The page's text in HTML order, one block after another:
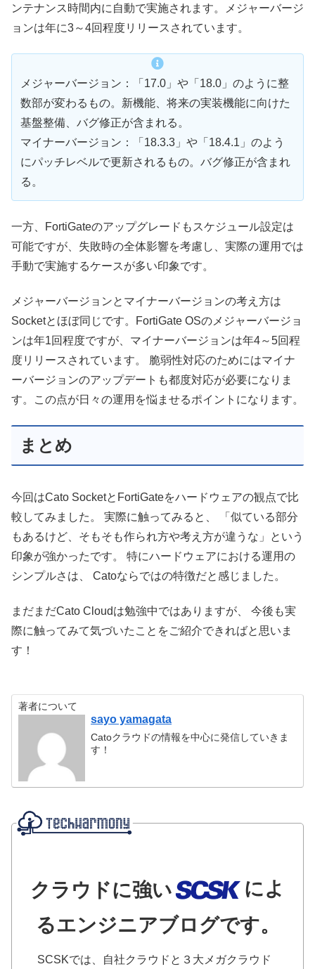
ンテナンス時間内に自動で実施されます。メジャーバージ
ョンは年に3～4回程度リリースされています。
メジャーバージョン：「17.0」や「18.0」のように整
数部が変わるもの。新機能、将来の実装機能に向けた
基盤整備、バグ修正が含まれる。
マイナーバージョン：「18.3.3」や「18.4.1」のよう
にパッチレベルで更新されるもの。バグ修正が含まれ
る。
一方、FortiGateのアップグレードもスケジュール設定は
可能ですが、失敗時の全体影響を考慮し、実際の運用では
手動で実施するケースが多い印象です。
メジャーバージョンとマイナーバージョンの考え方は
Socketとほぼ同じです。FortiGate OSのメジャーバージョ
ンは年1回程度ですが、マイナーバージョンは年4～5回程
度リリースされています。 脆弱性対応のためにはマイナ
ーバージョンのアップデートも都度対応が必要になりま
す。この点が日々の運用を悩ませるポイントになります。
まとめ
今回はCato SocketとFortiGateをハードウェアの観点で比
較してみました。 実際に触ってみると、 「似ている部分
もあるけど、そもそも作られ方や考え方が違うな」という
印象が強かったです。 特にハードウェアにおける運用の
シンプルさは、 Catoならではの特徴だと感じました。
まだまだCato Cloudは勉強中ではありますが、 今後も実
際に触ってみて気づいたことをご紹介できればと思いま
す！
著者について
sayo yamagata
Catoクラウドの情報を中心に発信していきま
す！
クラウドに強い
によ
るエンジニアブログです。
SCSKでは、自社クラウドと３大メガクラウド